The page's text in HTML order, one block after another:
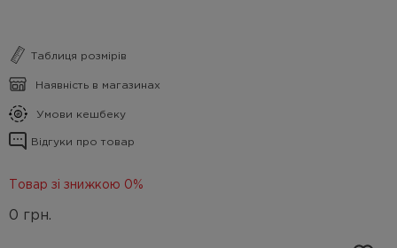
Таблиця розмірів
Наявність в магазинах
Умови кешбеку
Відгуки про товар
Товар зі знижкою 0%
0 грн.